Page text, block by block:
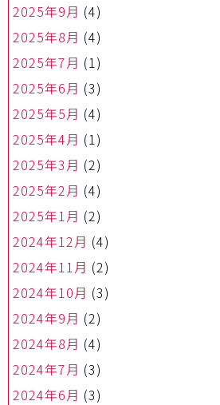
2025年9月 (4)
2025年8月 (4)
2025年7月 (1)
2025年6月 (3)
2025年5月 (4)
2025年4月 (1)
2025年3月 (2)
2025年2月 (4)
2025年1月 (2)
2024年12月 (4)
2024年11月 (2)
2024年10月 (3)
2024年9月 (2)
2024年8月 (4)
2024年7月 (3)
2024年6月 (3)